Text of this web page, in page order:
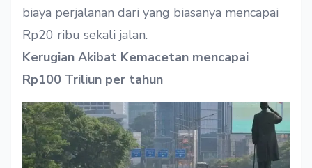
biaya perjalanan dari yang biasanya mencapai
Rp20 ribu sekali jalan.
Kerugian Akibat Kemacetan mencapai
Rp100 Triliun per tahun